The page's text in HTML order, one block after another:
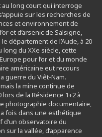
long court qui interroge
sur les recherches de
et environnement de
et d’arsenic de Salsigne,
département de l’Aude, à 20
long du XXe siècle, cette
pour l’or et du monde
américaine eut recours
guerre du Viêt-Nam.
mais la mine continue de
de la Résidence 1+2 à
photographie documentaire,
fois dans une esthétique
d’un observatoire du
la vallée, d’apparence